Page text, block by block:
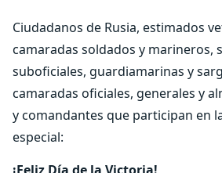
Ciudadanos de Rusia, estimados
camaradas soldados y marineros,
suboficiales, guardiamarinas y
camaradas oficiales, generales y
y comandantes que participan en
especial: